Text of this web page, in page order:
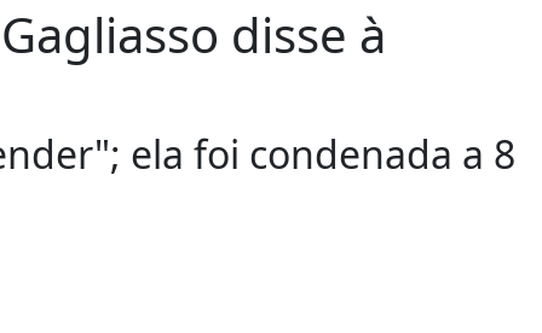
disse à
ela foi condenada a 8